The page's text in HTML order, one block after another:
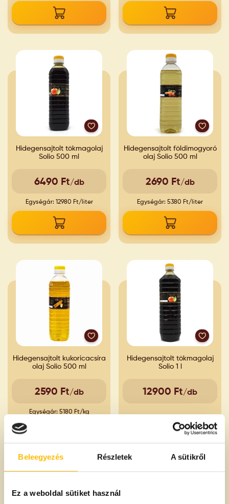
Beleegyezés Részletek A sütikről
Ez a weboldal sütiket használ
Hidegensajtolt tökmagolaj
Solio 500 ml
6490 Ft/db
Egységár: 12980 Ft/liter
Hidegensajtolt földimogyoró
olaj Solio 500 ml
2690 Ft/db
Egységár: 5380 Ft/liter
Hidegensajtolt kukoricacsíra
olaj Solio 500 ml
2590 Ft/db
Egységár: 5180 Ft/kg
Hidegensajtolt tökmagolaj
Solio 1 l
12900 Ft/db